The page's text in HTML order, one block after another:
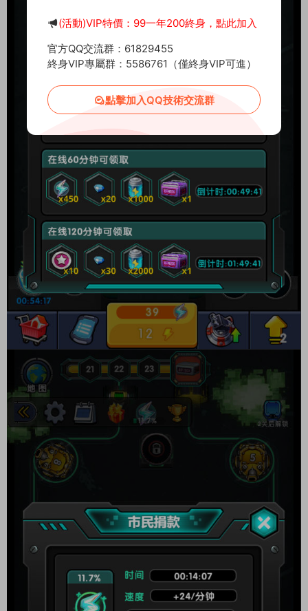
(活動)VIP特價：99一年200終身，點此加入
官方QQ交流群：61829455
終身VIP專屬群：5586761（僅終身VIP可進）
點擊加入QQ技術交流群